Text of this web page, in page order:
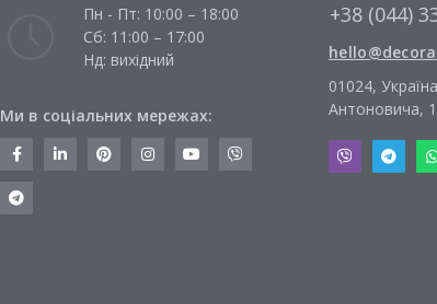
Пн - Пт: 10:00 – 18:00
Сб: 11:00 – 17:00
Нд: вихідний
Ми в соціальних мережах:
+38 (044)
01024,
Антоновича,